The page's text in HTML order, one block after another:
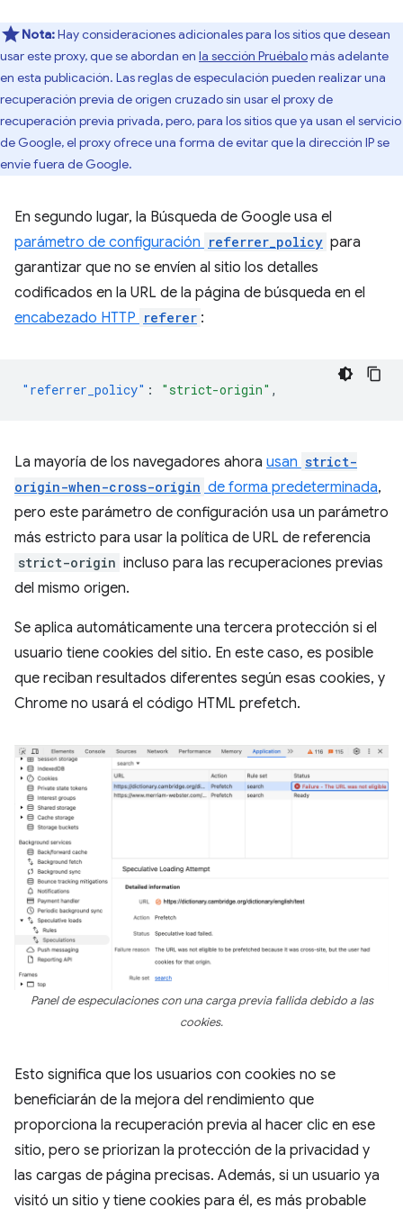
Nota:Hay consideraciones adicionales para los sitios que desean
usar este proxy, que se abordan en la sección Pruébalomás adelante
en esta publicación. Las reglas de especulación pueden realizar una
recuperación previa de origen cruzado sin usar el proxy de
recuperación previa privada, pero, para los sitios que ya usan el servicio
de Google, el proxy ofrece una forma de evitar que la dirección IP se
envíe fuera de Google.
En segundo lugar, la Búsqueda de Google usa el
parámetro de configuración referrer_policy para
garantizar que no se envíen al sitio los detalles
codificados en la URL de la página de búsqueda en el
encabezado HTTP referer :
"referrer_policy" : "strict-origin" ,
La mayoría de los navegadores ahora usan strict-
origin-when-cross-origin de forma predeterminada,
pero este parámetro de configuración usa un parámetro
más estricto para usar la política de URL de referencia
strict-origin incluso para las recuperaciones previas
del mismo origen.
Se aplica automáticamente una tercera protección si el
usuario tiene cookies del sitio. En este caso, es posible
que reciban resultados diferentes según esas cookies, y
Chrome no usará el código HTML prefetch.
Panel de especulaciones con una carga previa fallida debido a las
cookies.
Esto significa que los usuarios con cookies no se
beneficiarán de la mejora del rendimiento que
proporciona la recuperación previa al hacer clic en ese
sitio, pero se priorizan la protección de la privacidad y
las cargas de página precisas. Además, si un usuario ya
visitó un sitio y tiene cookies para él, es más probable